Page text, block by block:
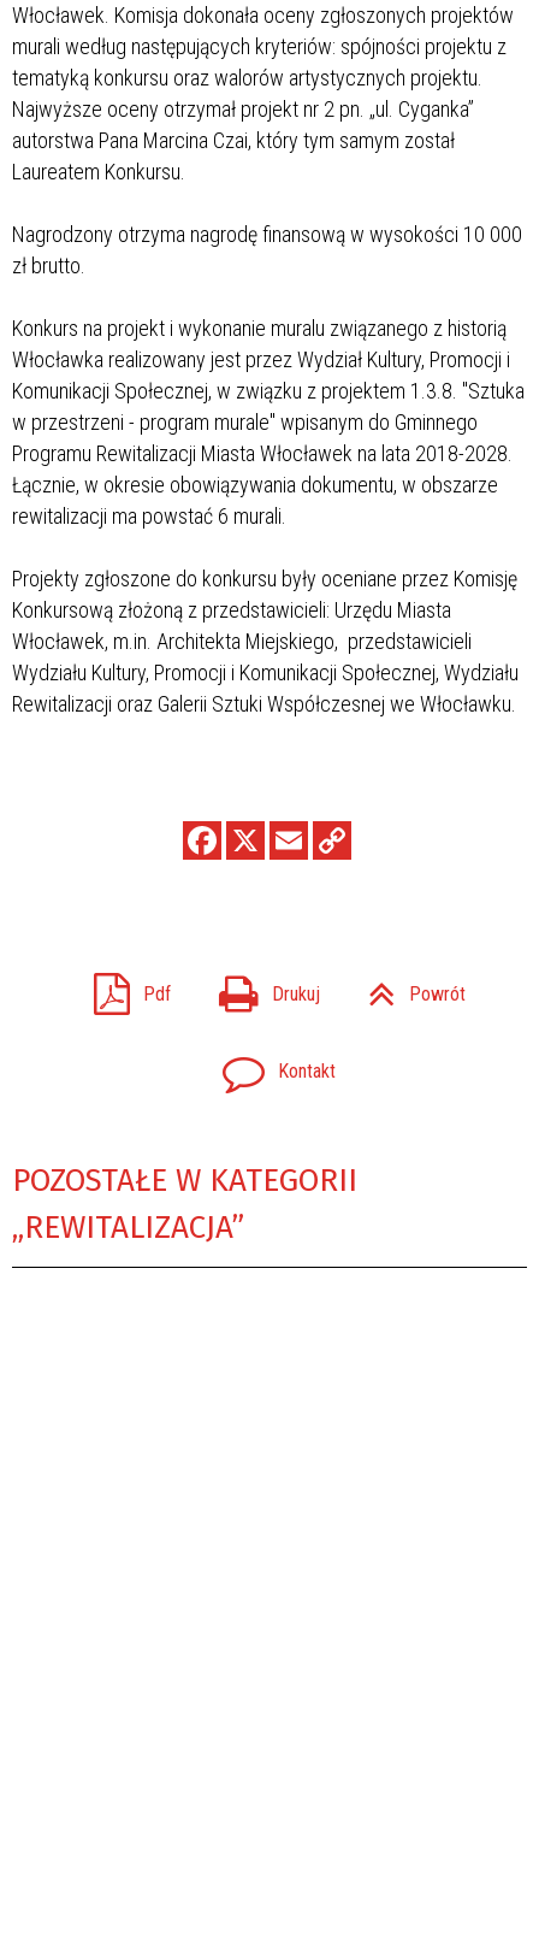
Włocławek. Komisja dokonała oceny zgłoszonych projektów
murali według następujących kryteriów: spójności projektu z
tematyką konkursu oraz walorów artystycznych projektu.
Najwyższe oceny otrzymał projekt nr 2 pn. „ul. Cyganka”
autorstwa Pana Marcina Czai, który tym samym został
Laureatem Konkursu.
Nagrodzony otrzyma nagrodę finansową w wysokości 10 000
zł brutto.
Konkurs na projekt i wykonanie muralu związanego z historią
Włocławka realizowany jest przez Wydział Kultury, Promocji i
Komunikacji Społecznej, w związku z projektem 1.3.8. "Sztuka
w przestrzeni - program murale" wpisanym do Gminnego
Programu Rewitalizacji Miasta Włocławek na lata 2018-2028.
Łącznie, w okresie obowiązywania dokumentu, w obszarze
rewitalizacji ma powstać 6 murali.
Projekty zgłoszone do konkursu były oceniane przez Komisję
Konkursową złożoną z przedstawicieli: Urzędu Miasta
Włocławek, m.in. Architekta Miejskiego, przedstawicieli
Wydziału Kultury, Promocji i Komunikacji Społecznej, Wydziału
Rewitalizacji oraz Galerii Sztuki Współczesnej we Włocławku.
Pdf Drukuj Powrót
Kontakt
POZOSTAŁE W KATEGORII
„REWITALIZACJA”